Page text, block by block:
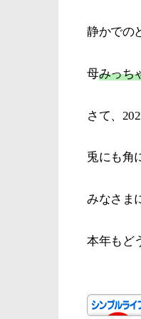
静かでの
母みっち
さて、
兎にも角
みなさま
本年もど